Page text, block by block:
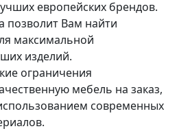
европейских брендов.
позволит Вам найти
максимальной
изделий.
ограничения
мебель на заказ,
современных